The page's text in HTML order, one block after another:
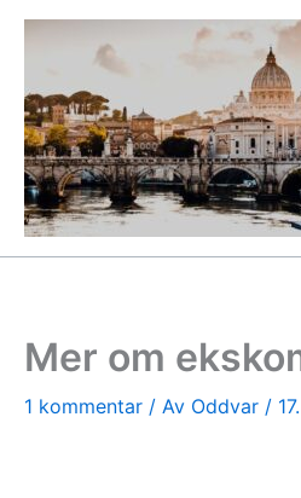
Hopp
innholdet
Mer om
1 kommentar / Av Oddvar /